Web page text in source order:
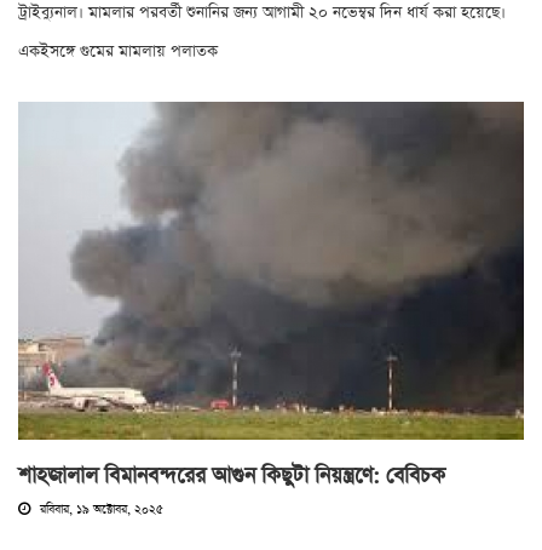
ট্রাইব্যুনাল। মামলার পরবর্তী শুনানির জন্য আগামী ২০ নভেম্বর দিন ধার্য করা হয়েছে।
একইসঙ্গে গুমের মামলায় পলাতক
শাহজালাল বিমানবন্দরের আগুন কিছুটা নিয়ন্ত্রণে: বেবিচক
রবিবার, ১৯ অক্টোবর, ২০২৫